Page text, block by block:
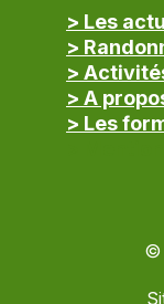
> Les
>
>
> A
> Les
©